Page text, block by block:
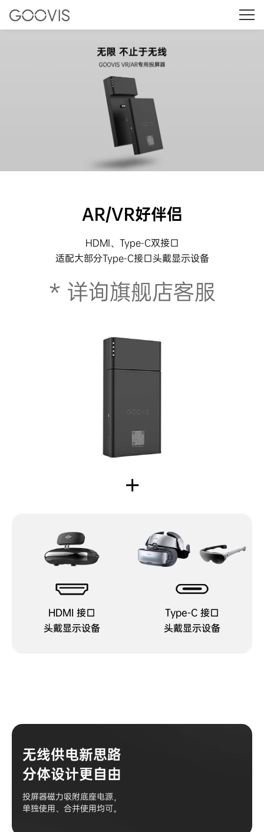
AR/VR好伴侣
HDMI、Type-C双接口
适配大部分Type-C接口头戴显示设备
* 详询旗舰店客服
+
HDMI 接口
头戴显示设备
Type-C 接口
头戴显示设备
无线供电新思路
分体设计更自由
投屏器磁力吸附底座电源，
单独使用、合并使用均可。